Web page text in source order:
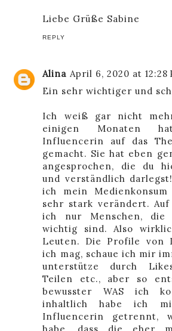
Liebe Grüße Sabine
REPLY
Alina April 6, 2020 at 12:28
Ein sehr wichtiger und
Ich weiß gar nicht
einigen Monaten
Influencerin auf das
gemacht. Sie hat eben
angesprochen, die du
und verständlich
ich mein
sehr stark verändert.
ich nur Menschen, die
wichtig sind. Also
Leuten. Die Profile von
ich mag, schaue ich mir
unterstütze durch
Teilen etc., aber so
bewusster WAS ich
inhaltlich habe ich
Influencerin getrennt,